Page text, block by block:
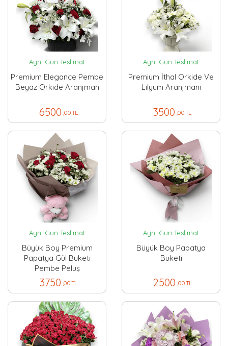
Aynı Gün Teslimat
Premium Elegance Pembe
Beyaz Orkide Aranjman
6500 ,00 TL
Aynı Gün Teslimat
Premium İthal Orkide Ve
Lilyum Aranjmanı
3500 ,00 TL
Aynı Gün Teslimat
Büyük Boy Premium
Papatya Gül Buketi
Pembe Peluş
3750 ,00 TL
Aynı Gün Teslimat
Büyük Boy Papatya
Buketi
2500 ,00 TL